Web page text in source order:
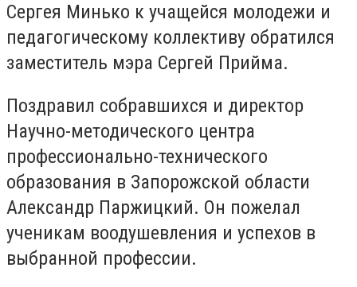
Сергея Минько к учащейся молодежи и
педагогическому коллективу обратился
заместитель мэра Сергей Прийма.
Поздравил собравшихся и директор
Научно-методического центра
профессионально-технического
образования в Запорожской области
Александр Паржицкий. Он пожелал
ученикам воодушевления и успехов в
выбранной профессии.